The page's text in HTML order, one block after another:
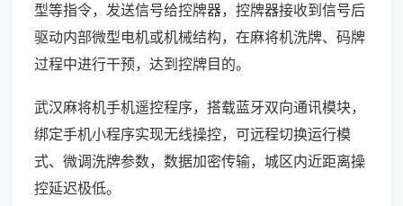
型等指令，发送信号给控牌器，控牌器接收到信号后
驱动内部微型电机或机械结构，在麻将机洗牌、码牌
过程中进行干预，达到控牌目的。
武汉麻将机手机遥控程序，搭载蓝牙双向通讯模块，
绑定手机小程序实现无线操控，可远程切换运行模
式、微调洗牌参数，数据加密传输，城区内近距离操
控延迟极低。